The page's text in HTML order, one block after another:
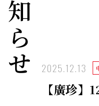
お知らせ 2025.12.13
【廣珍